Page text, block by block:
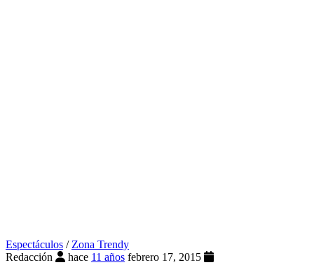
Espectáculos /Zona Trendy
Redacción
hace 11 años febrero 17, 2015